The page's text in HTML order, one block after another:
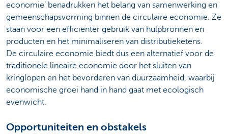
economie’ benadrukken het belang van samenwerking en
gemeenschapsvorming binnen de circulaire economie. Ze
staan voor een efficiënter gebruik van hulpbronnen en
producten en het minimaliseren van distributieketens.
De circulaire economie biedt dus een alternatief voor de
traditionele lineaire economie door het sluiten van
kringlopen en het bevorderen van duurzaamheid, waarbij
economische groei hand in hand gaat met ecologisch
evenwicht.
Opportuniteiten en obstakels